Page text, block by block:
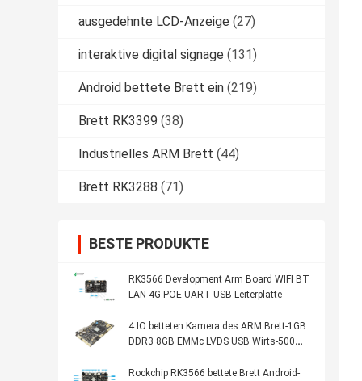
ausgedehnte LCD-Anzeige (27)
interaktive digital signage (131)
Android bettete Brett ein (219)
Brett RK3399 (38)
Industrielles ARM Brett (44)
Brett RK3288 (71)
BESTE PRODUKTE
RK3566 Development Arm Board WIFI BT
LAN 4G POE UART USB-Leiterplatte
4 IO betteten Kamera des ARM Brett-1GB
DDR3 8GB EMMc LVDS USB Wirts-500W
Rockchip RK3566 bettete Brett Android-